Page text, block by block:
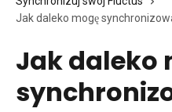
Jak daleko mogę
Jak daleko